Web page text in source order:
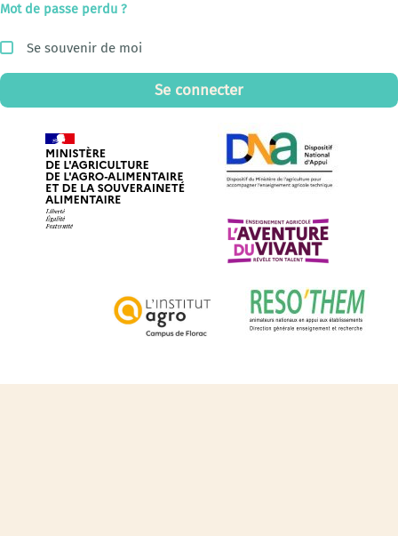
Mot de passe perdu ?
Se souvenir de moi
Se connecter